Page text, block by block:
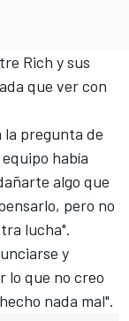
Rich y sus
que ver con
la pregunta de
había
algo que
pero no
lucha".
y
lo que no creo
nada mal".